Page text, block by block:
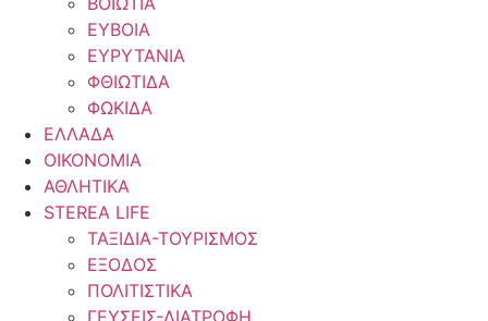
ΕΥΒΟΙΑ
ΕΥΡΥΤΑΝΙΑ
ΦΘΙΩΤΙΔΑ
ΦΩΚΙΔΑ
ΕΛΛΑΔΑ
ΟΙΚΟΝΟΜΙΑ
ΑΘΛΗΤΙΚΑ
STEREA LIFE
ΤΑΞΙΔΙΑ-ΤΟΥΡΙΣΜΟΣ
ΕΞΟΔΟΣ
ΠΟΛΙΤΙΣΤΙΚΑ